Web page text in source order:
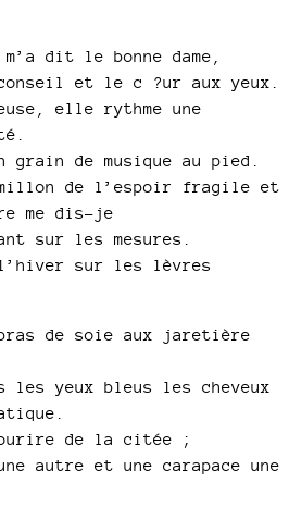
dit le bonne dame,
et le c ?ur aux yeux.
elle rythme une
grain de musique au pied.
de l’espoir fragile et
me dis-je
sur les mesures.
sur les lèvres
de soie aux jaretière
les yeux bleus les cheveux
de la citée ;
autre et une carapace une